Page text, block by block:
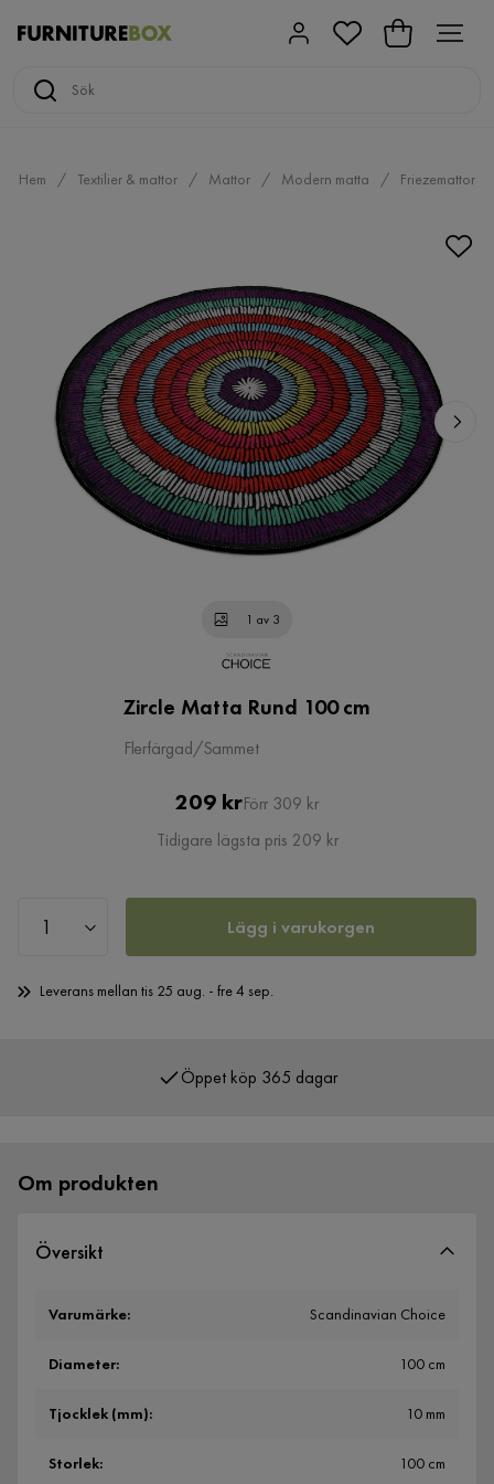
Hem Textilier & mattor Mattor Modern matta Friezemattor
1 av 3
Zircle Matta Rund 100 cm
Flerfärgad/Sammet
Pris
209 krOriginal
Pris
Förr 309 kr
Tidigare lägsta pris 209 kr
Lägg i varukorgen
Leverans mellan tis 25 aug. - fre 4 sep.
Över 400 000 nöjda kunder
Om produkten
Översikt
Varumärke: Scandinavian Choice
Diameter: 100 cm
Tjocklek (mm): 10 mm
Storlek: 100 cm